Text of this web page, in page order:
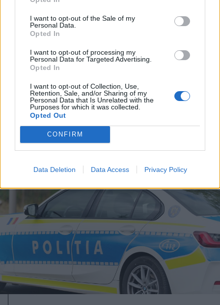
I want to opt-out of the Sale of my
Personal Data.
Opted In
I want to opt-out of processing my
Personal Data for Targeted Advertising.
Opted In
I want to opt-out of Collection, Use,
Retention, Sale, and/or Sharing of my
Personal Data that Is Unrelated with the
Purposes for which it was collected.
Opted Out
CONFIRM
Data Deletion Data Access Privacy Policy
2026. augusztus 09., vasárnap
A Transalpinát is lepipálja a nagy
háború idején épült Strategica